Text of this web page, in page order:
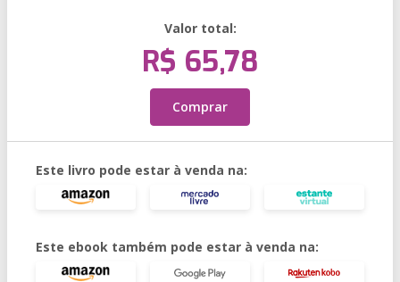
Valor total:
R$ 65,78
Comprar
Este livro pode estar à venda na:
Este ebook também pode estar à venda na: